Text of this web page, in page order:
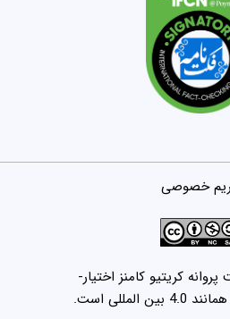
خصوصی
کریتیو کامنز اختیار-
است.